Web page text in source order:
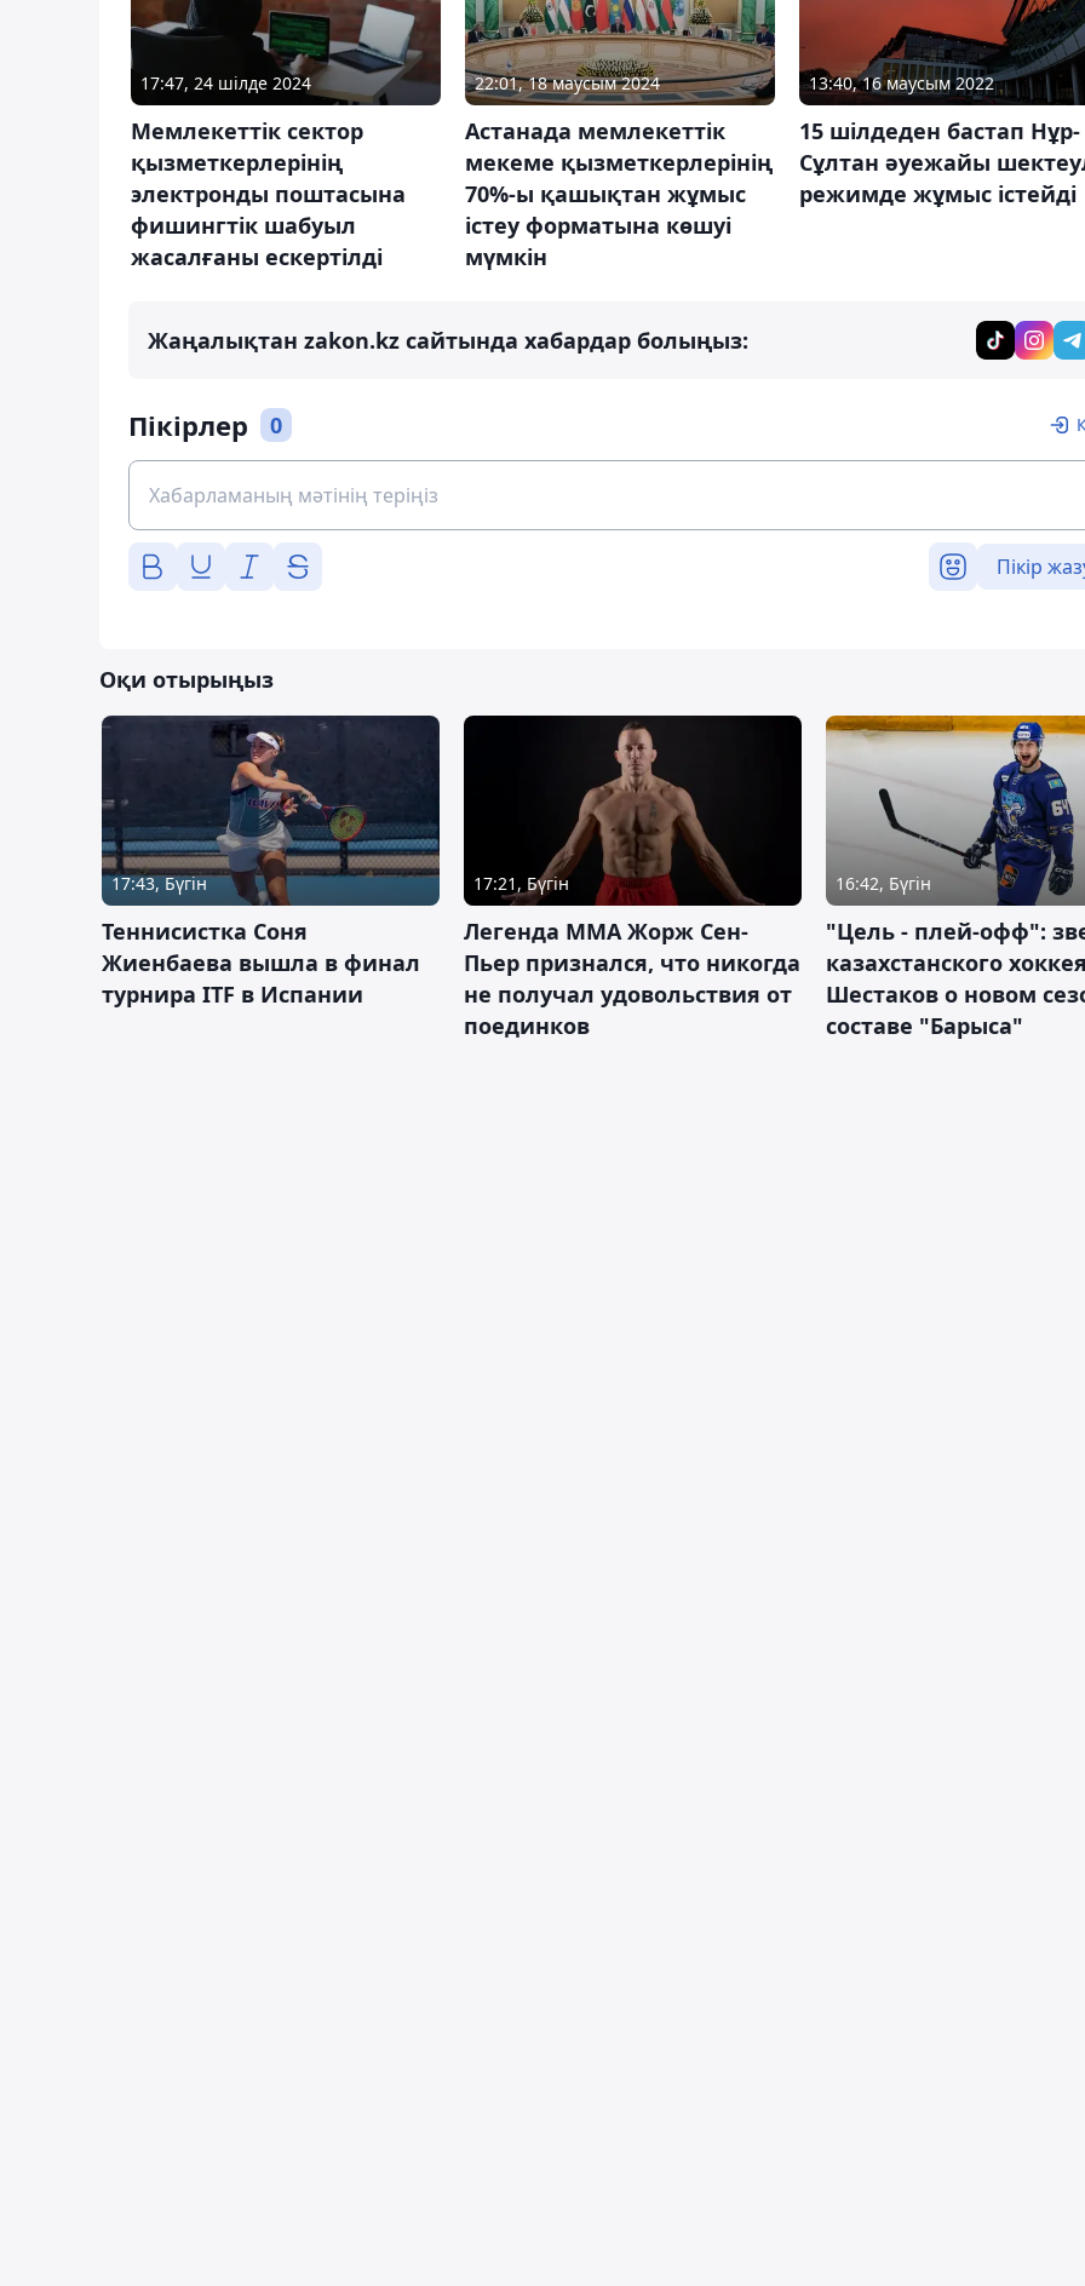
17:47, 24 шілде 2024
Мемлекеттік сектор
қызметкерлерінің
электронды поштасына
фишингтік шабуыл
жасалғаны ескертілді
22:01, 18 маусым 2024
Астанада мемлекеттік
мекеме қызметкерлерінің
70%-ы қашықтан жұмыс
істеу форматына көшуі
мүмкін
13:40, 16 маусым 2022
15 шілдеден бастап Нұр-
Сұлтан әуежайы
режимде жұмыс істейді
Жаңалықтан zakon.kz сайтында хабардар болыңыз:
Пікірлер 0
Пікір
Оқи отырыңыз
17:43, Бүгін
Теннисистка Соня
Жиенбаева вышла в финал
турнира ITF в Испании
17:21, Бүгін
Легенда ММА Жорж Сен-
Пьер признался, что никогда
не получал удовольствия от
поединков
16:42, Бүгін
"Цель - плей-офф":
казахстанского хоккея
Шестаков о новом
составе "Барыса"